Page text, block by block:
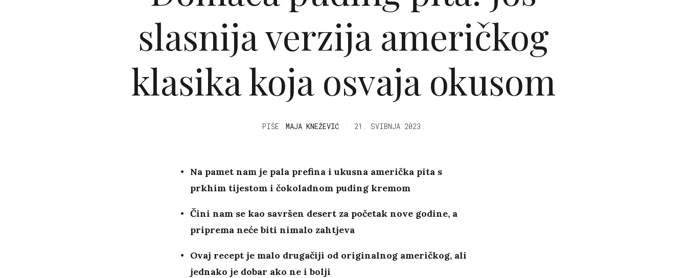
slasnija verzija američkog
klasika koja osvaja okusom
PIŠE MAJA KNEŽEVIĆ 21. SVIBNJA 2023.
Na pamet nam je pala prefina i ukusna američka pita s
prkhim tijestom i čokoladnom puding kremom
Čini nam se kao savršen desert za početak nove godine, a
priprema neće biti nimalo zahtjeva
Ovaj recept je malo drugačiji od originalnog američkog, ali
jednako je dobar ako ne i bolji